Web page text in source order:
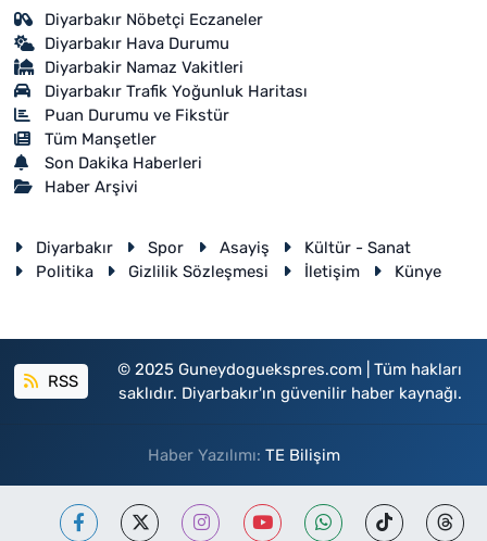
Diyarbakır Nöbetçi Eczaneler
Diyarbakır Hava Durumu
Diyarbakir Namaz Vakitleri
Diyarbakır Trafik Yoğunluk Haritası
Puan Durumu ve Fikstür
Tüm Manşetler
Son Dakika Haberleri
Haber Arşivi
Diyarbakır Spor Asayiş
Kültür - Sanat
Politika
Gizlilik Sözleşmesi İletişim Künye
RSS
© 2025 Guneydoguekspres.com | Tüm hakları
saklıdır. Diyarbakır'ın güvenilir haber kaynağı.
Haber Yazılımı: TE Bilişim